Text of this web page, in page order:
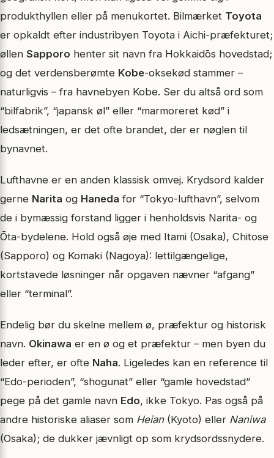
produkthyllen eller på menu­kortet. Bilmærket Toyota
er opkaldt efter industribyen Toyota i Aichi-præfekturet;
øllen Sapporo henter sit navn fra Hokkaidōs hovedstad;
og det verdensberømte Kobe-oksekød stammer –
naturligvis – fra havnebyen Kobe. Ser du altså ord som
“bilfabrik”, “japansk øl” eller “marmoreret kød” i
ledsætningen, er det ofte brandet, der er nøglen til
bynavnet.
Lufthavne er en anden klassisk omvej. Krydsord kalder
gerne Narita og Haneda for “Tokyo-lufthavn”, selvom
de i bymæssig forstand ligger i henholdsvis Narita- og
Ōta-bydelene. Hold også øje med Itami (Osaka), Chitose
(Sapporo) og Komaki (Nagoya): lettilgængelige,
kortstavede løsninger når opgaven nævner “afgang”
eller “terminal”.
Endelig bør du skelne mellem ø, præfektur og historisk
navn. Okinawa er en ø og et præfektur – men byen du
leder efter, er ofte Naha. Ligeledes kan en reference til
“Edo-perioden”, “shogunat” eller “gamle hovedstad”
pege på det gamle navn Edo, ikke Tokyo. Pas også på
andre historiske aliaser som Heian(Kyoto) eller Naniwa
(Osaka); de dukker jævnligt op som krydsordssnydere.